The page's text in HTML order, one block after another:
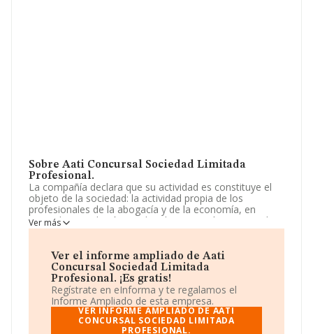
Sobre Aati Concursal Sociedad Limitada
Profesional.
La compañía declara que su actividad es constituye el
objeto de la sociedad: la actividad propia de los
profesionales de la abogacía y de la economía, en
particular en relación con la administración concursal y
concursos de acreedores. cnae: 7490. el objeto social
sociedades profesion. La empresa es una Sociedad
Limitada. La actividad de referencia CNAE corresponde
a 'Actividades jurídicas', cuyo Código es 6910. No realiza
actividad de importación y/o exportación.
La compañíaAati Concursal Sociedad Limitada
Profesional, con número de identificación fiscal
Ver más
Ver el informe ampliado de Aati
Concursal Sociedad Limitada
Profesional. ¡Es gratis!
Regístrate en eInforma y te regalamos el
Informe Ampliado de esta empresa.
VER INFORME AMPLIADO DE AATI
CONCURSAL SOCIEDAD LIMITADA
PROFESIONAL.